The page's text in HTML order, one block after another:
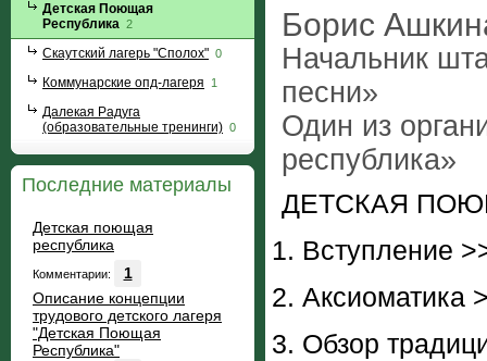
Детская Поющая
Республика 2
Скаутский лагерь "Сполох" 0
Коммунарские опд-лагеря 1
Далекая Радуга
(образовательные тренинги) 0
Последние материалы
Детская поющая
республика
Комментарии:
1
Описание концепции
трудового детского лагеря
"Детская Поющая
Республика"
Борис
Начальник
песни»
Один из
республика»
ДЕТСКАЯ
Вступление
Аксиоматика
Обзор